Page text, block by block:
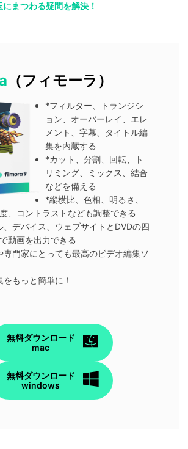
にまつわる疑問を解決！
（フィモーラ）
*フィルター、トランジシ
ョン、オーバーレイ、エレ
メント、字幕、タイトル編
集を内蔵する
*カット、分割、回転、ト
リミング、ミックス、結合
などを備える
*縦横比、色相、明るさ、
、コントラストなども調整できる
、デバイス、ウェブサイトとDVDの四
動画を出力できる
専門家にとっても最高のビデオ編集ソ
もっと簡単に！
無料ダウンロード
mac
無料ダウンロード
windows